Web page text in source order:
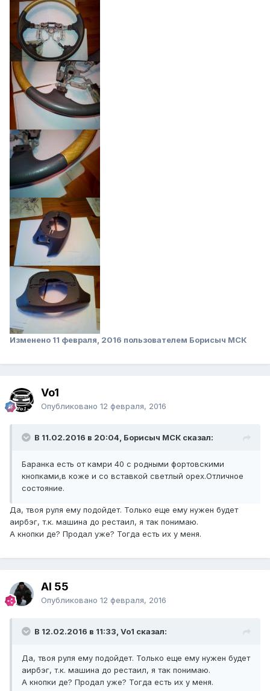
Изменено 11 февраля, 2016 пользователем Борисыч МСК
Vo1
Опубликовано 12 февраля, 2016
В 11.02.2016 в 20:04, Борисыч МСК сказал:
Баранка есть от камри 40 с родными фортовскими
кнопками,в коже и со вставкой светлый орех.Отличное
состояние.
Да, твоя руля ему подойдет. Только еще ему нужен будет
аирбэг, т.к. машина до рестаил, я так понимаю.
А кнопки де? Продал уже? Тогда есть их у меня.
Al 55
Опубликовано 12 февраля, 2016
В 12.02.2016 в 11:33, Vo1 сказал:
Да, твоя руля ему подойдет. Только еще ему нужен будет
аирбэг, т.к. машина до рестаил, я так понимаю.
А кнопки де? Продал уже? Тогда есть их у меня.